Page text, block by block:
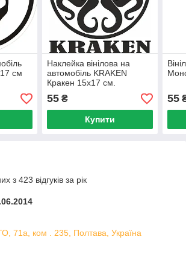
см
Наклейка вінілова на
автомобіль KRAKEN
Кракен 15х17 см.
55₴
Купити
55
з 423 відгуків за рік
71а, ком . 235, Полтава, Україна